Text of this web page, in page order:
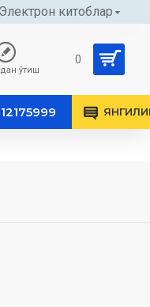
Электрон китоблар
ўтиш
0